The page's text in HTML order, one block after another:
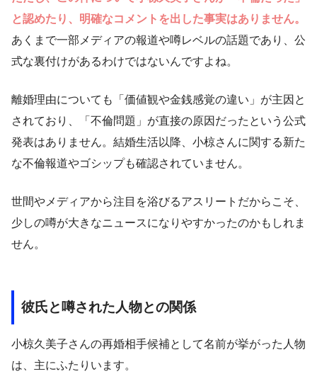
と認めたり、明確なコメントを出した事実はありません。
あくまで一部メディアの報道や噂レベルの話題であり、公
式な裏付けがあるわけではないんですよね。
離婚理由についても「価値観や金銭感覚の違い」が主因と
されており、「不倫問題」が直接の原因だったという公式
発表はありません。結婚生活以降、小椋さんに関する新た
な不倫報道やゴシップも確認されていません。
世間やメディアから注目を浴びるアスリートだからこそ、
少しの噂が大きなニュースになりやすかったのかもしれま
せん。
彼氏と噂された人物との関係
小椋久美子さんの再婚相手候補として名前が挙がった人物
は、主にふたりいます。